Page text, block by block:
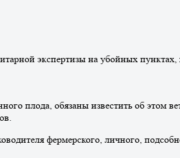
экспертизы на убойных пунктах,
плода, обязаны известить об этом
фермерского, личного,